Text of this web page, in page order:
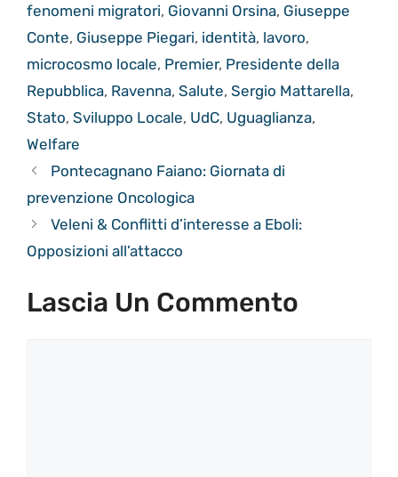
fenomeni migratori, Giovanni Orsina, Giuseppe
Conte, Giuseppe Piegari, identità, lavoro,
microcosmo locale, Premier, Presidente della
Repubblica, Ravenna, Salute, Sergio Mattarella,
Stato, Sviluppo Locale, UdC, Uguaglianza,
Welfare
Pontecagnano Faiano: Giornata di
prevenzione Oncologica
Veleni & Conflitti d’interesse a Eboli:
Opposizioni all’attacco
Lascia Un Commento